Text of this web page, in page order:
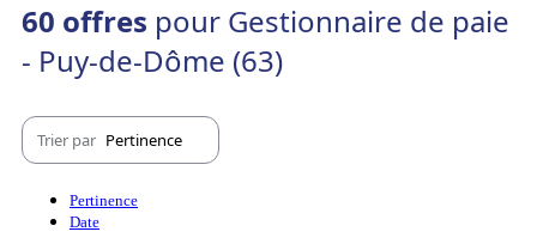
60 offres pour Gestionnaire de paie
- Puy-de-Dôme (63)
Trier par Pertinence
Pertinence
Date